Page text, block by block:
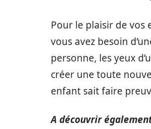
Pour le plaisir de vos
vous avez besoin
personne, les yeux
créer une toute
enfant sait faire
A découvrir